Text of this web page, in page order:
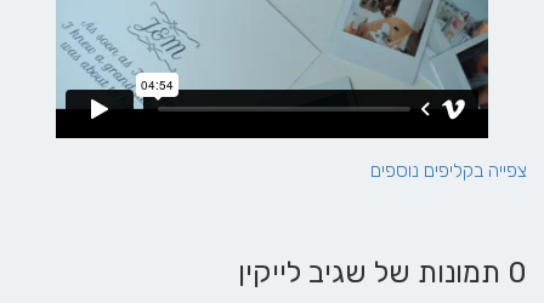
צפייה בקליפים נוספים
0 תמונות של שגיב לייקין